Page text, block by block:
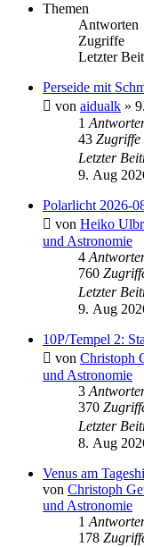
Themen
Antworten
Zugriffe
Letzter
Perseide mit
von aidualk »
1
43 Zugriffe
Letzter
9. Aug
Polarlicht 2026-
von Heiko
und Astronomie
4
760
Letzter
9. Aug
10P/Tempel 2:
von Christoph
und Astronomie
3
370
Letzter
8. Aug
Venus am
von Christoph
und Astronomie
1
178